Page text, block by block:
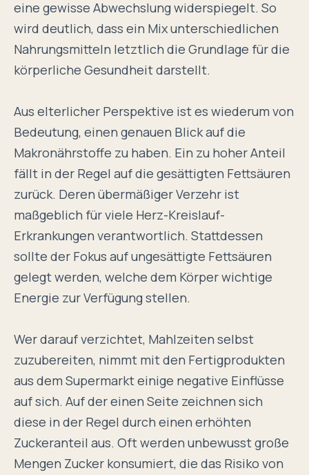
eine gewisse Abwechslung widerspiegelt. So
wird deutlich, dass ein Mix unterschiedlichen
Nahrungsmitteln letztlich die Grundlage für die
körperliche Gesundheit darstellt.
Aus elterlicher Perspektive ist es wiederum von
Bedeutung, einen genauen Blick auf die
Makronährstoffe zu haben. Ein zu hoher Anteil
fällt in der Regel auf die gesättigten Fettsäuren
zurück. Deren übermäßiger Verzehr ist
maßgeblich für viele Herz-Kreislauf-
Erkrankungen verantwortlich. Stattdessen
sollte der Fokus auf ungesättigte Fettsäuren
gelegt werden, welche dem Körper wichtige
Energie zur Verfügung stellen.
Wer darauf verzichtet, Mahlzeiten selbst
zuzubereiten, nimmt mit den Fertigprodukten
aus dem Supermarkt einige negative Einflüsse
auf sich. Auf der einen Seite zeichnen sich
diese in der Regel durch einen erhöhten
Zuckeranteil aus. Oft werden unbewusstgroße
Mengen Zucker konsumiert, die das Risiko von